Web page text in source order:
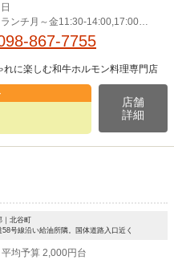
日
ランチ月～金11:30-14:00,17:00-2
（LO 23:00）,祝日17:00-24:00
867-7755
に楽しむ和牛ホルモン料理専門店
店舗
詳細
｜北谷町
58号線沿い給油所隣。国体道路入口近く
平均予算 2,000円台